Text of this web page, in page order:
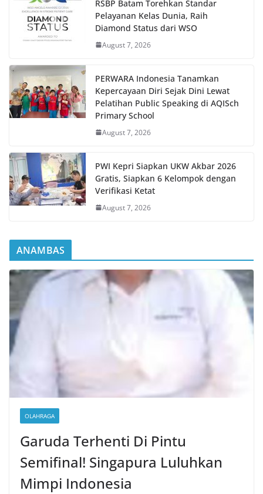
RSBP Batam Torehkan Standar
Pelayanan Kelas Dunia, Raih
Diamond Status dari WSO
August 7, 2026
PERWARA Indonesia Tanamkan
Kepercayaan Diri Sejak Dini Lewat
Pelatihan Public Speaking di AQISch
Primary School
August 7, 2026
PWI Kepri Siapkan UKW Akbar 2026
Gratis, Siapkan 6 Kelompok dengan
Verifikasi Ketat
August 7, 2026
ANAMBAS
OLAHRAGA
Garuda Terhenti Di Pintu
Semifinal! Singapura Luluhkan
Mimpi Indonesia